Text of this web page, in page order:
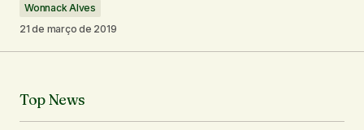
Notifique-me sobre novos comentários por e-mail.
Wonnack Alves
21 de março de 2019
Top News